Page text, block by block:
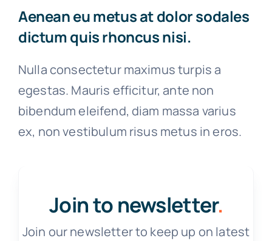
Aenean eu metus at dolor sodales
dictum quis rhoncus nisi.
Nulla consectetur maximus turpis a
egestas. Mauris efficitur, ante non
bibendum eleifend, diam massa varius
ex, non vestibulum risus metus in eros.
Join to newsletter.
Join our newsletter to keep up on latest